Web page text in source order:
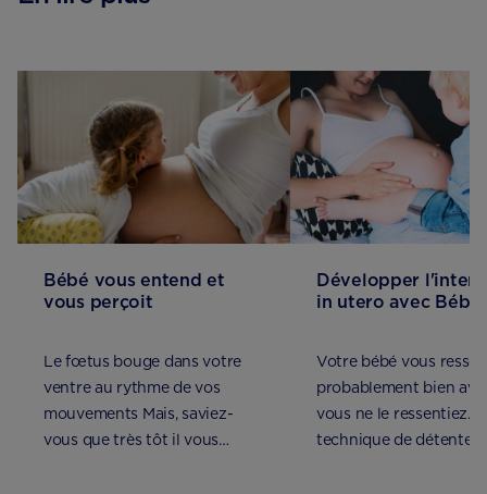
Bébé vous entend et
vous perçoit
Le fœtus bouge dans votre
ventre au rythme de vos
mouvements Mais, saviez-
vous que très tôt il vous
Développer
in utero avec Bébé
Votre bébé vous
probablement bien
vous ne le ressentiez.
technique de détente